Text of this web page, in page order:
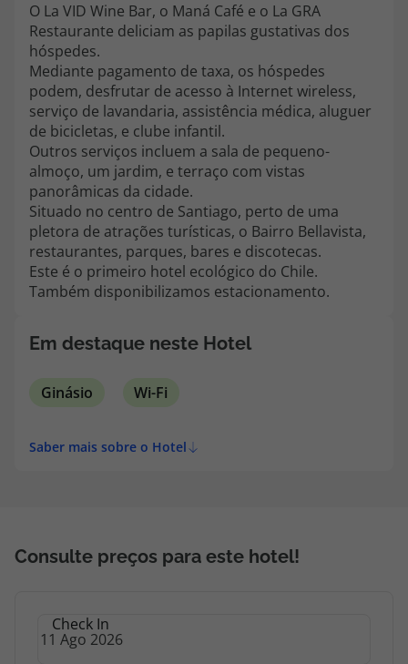
218 925 471
Custo de uma chamada para a rede fixa nacional.
A sua agência de viagens Top Atlântico tem a preocupação de estar
sempre mais perto de si, para maior comodidade e total facilidade
na marcação das suas viagens, tem ainda ao seu dispor o nosso call
center a funcionar todos os dias úteis das 10:00 às 20:00 e Sábado
das 10:00 às 14:00.
topatlantico@topatlantico.com
O La VID Wine Bar, o Maná Café e o La GRA
Restaurante deliciam as papilas gustativas dos
hóspedes.
Mediante pagamento de taxa, os hóspedes
podem, desfrutar de acesso à Internet wireless,
serviço de lavandaria, assistência médica, aluguer
de bicicletas, e clube infantil.
Outros serviços incluem a sala de pequeno-
almoço, um jardim, e terraço com vistas
panorâmicas da cidade.
Situado no centro de Santiago, perto de uma
pletora de atrações turísticas, o Bairro Bellavista,
restaurantes, parques, bares e discotecas.
Este é o primeiro hotel ecológico do Chile.
Também disponibilizamos estacionamento.
Em destaque neste Hotel
Ginásio Wi-Fi
Saber mais sobre o Hotel
Consulte preços para este hotel!
Check In